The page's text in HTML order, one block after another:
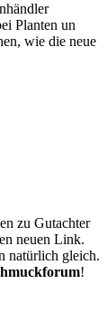
Planten un
wie die neue
zu Gutachter
neuen Link.
natürlich gleich.
!